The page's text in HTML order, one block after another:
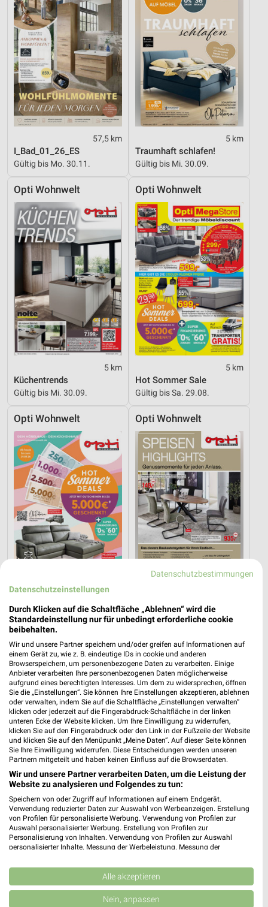
57,5 km
I_Bad_01_26_ES
Gültig bis Mo. 30.11.
5 km
Traumhaft schlafen!
Gültig bis Mi. 30.09.
Opti Wohnwelt
5 km
Küchentrends
Gültig bis Mi. 30.09.
Opti Wohnwelt
5 km
Hot Sommer Sale
Gültig bis Sa. 29.08.
Opti Wohnwelt
Hot Sommer Sale
Gültig bis Sa. 29.08.
Opti Wohnwelt
Speisen Highlight
Gültig bis Mi. 30.09.
JYSK
5,2 km
Gartenabverkauf
Gültig bis Sa. 15.08.
JYSK
Spare bis zu 70%
Gültig bis Sa. 15.08.
Möbel Boss
Datenschutzbestimmungen
Datenschutzeinstellungen
Durch Klicken auf die Schaltfläche „Ablehnen“ wird die
Standardeinstellung nur für unbedingt erforderliche cookie
beibehalten.
Wir und unsere Partner speichern und/oder greifen auf Informationen auf
einem Gerät zu, wie z. B. eindeutige IDs in cookie und anderen
Browserspeichern, um personenbezogene Daten zu verarbeiten. Einige
Anbieter verarbeiten Ihre personenbezogenen Daten möglicherweise
aufgrund eines berechtigten Interesses. Um dem zu widersprechen, öffnen
Sie die „Einstellungen“. Sie können Ihre Einstellungen akzeptieren, ablehnen
oder verwalten, indem Sie auf die Schaltfläche „Einstellungen verwalten“
klicken oder jederzeit auf die Fingerabdruck-Schaltfläche in der linken
unteren Ecke der Website klicken. Um Ihre Einwilligung zu widerrufen,
klicken Sie auf den Fingerabdruck oder den Link in der Fußzeile der Website
und klicken Sie auf den Menüpunkt „Meine Daten“. Auf dieser Seite können
Sie Ihre Einwilligung widerrufen. Diese Entscheidungen werden unseren
Partnern mitgeteilt und haben keinen Einfluss auf die Browserdaten.
Wir und unsere Partner verarbeiten Daten, um die Leistung der
Website zu analysieren und Folgendes zu tun:
Speichern von oder Zugriff auf Informationen auf einem Endgerät.
Verwendung reduzierter Daten zur Auswahl von Werbeanzeigen. Erstellung
von Profilen für personalisierte Werbung. Verwendung von Profilen zur
Auswahl personalisierter Werbung. Erstellung von Profilen zur
Personalisierung von Inhalten. Verwendung von Profilen zur Auswahl
personalisierter Inhalte. Messung der Werbeleistung. Messung der
Kombinationen von Daten aus verschiedenen Quellen. Entwicklung und
Verbesserung der Angebote. Verwendung reduzierter Daten zur Auswahl
von Inhalten.
Daten können außerhalb der Europäischen Union weitergegeben und in die
USA gesendet werden.
Alle akzeptieren
Nein, anpassen